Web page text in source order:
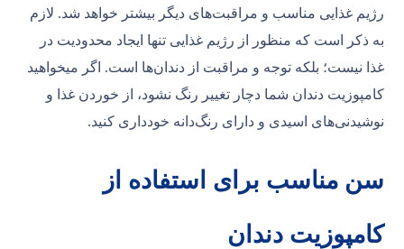
رژیم غذایی مناسب و مراقبت‌های دیگر بیشتر خواهد شد. لازم
به ذکر است که منظور از رژیم غذایی تنها ایجاد محدودیت در
غذا نیست؛ بلکه توجه و مراقبت از دندان‌ها است. اگر می‎خواهید
کامپوزیت دندان شما دچار تغییر رنگ نشود، از خوردن غذا و
نوشیدنی‌های اسیدی و دارای رنگ‌دانه خودداری کنید.
سن مناسب برای استفاده از
کامپوزیت دندان